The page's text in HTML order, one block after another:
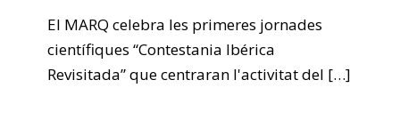
El MARQ celebra les primeres jornades
científiques “Contestania Ibérica
Revisitada” que centraran l'activitat del […]